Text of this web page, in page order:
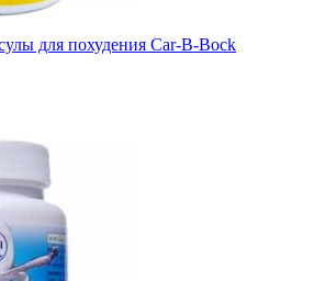
для похудения Car-B-Bock